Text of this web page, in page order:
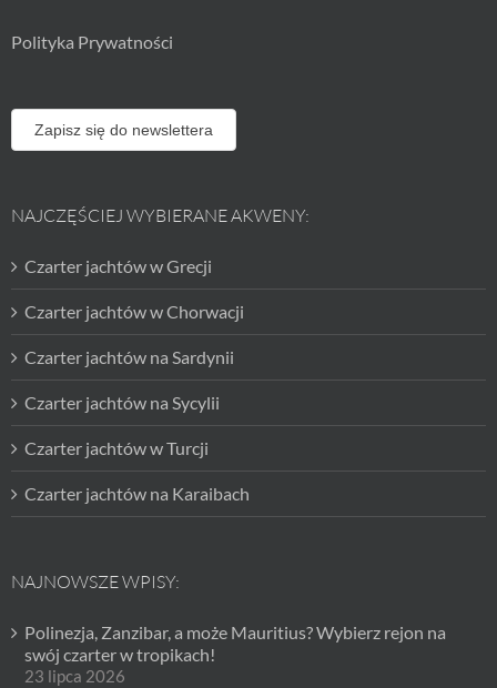
Polityka Prywatności
Zapisz się do newslettera
NAJCZĘŚCIEJ WYBIERANE AKWENY:
Czarter jachtów w Grecji
Czarter jachtów w Chorwacji
Czarter jachtów na Sardynii
Czarter jachtów na Sycylii
Czarter jachtów w Turcji
Czarter jachtów na Karaibach
NAJNOWSZE WPISY:
Polinezja, Zanzibar, a może Mauritius? Wybierz rejon na
swój czarter w tropikach!
23 lipca 2026